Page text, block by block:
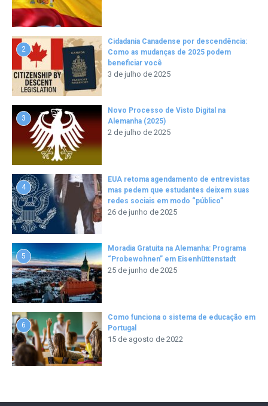
2
Cidadania Canadense por descendência:
Como as mudanças de 2025 podem
beneficiar você
3 de julho de 2025
3
Novo Processo de Visto Digital na
Alemanha (2025)
2 de julho de 2025
4
EUA retoma agendamento de entrevistas
mas pedem que estudantes deixem suas
redes sociais em modo “público”
26 de junho de 2025
5
Moradia Gratuita na Alemanha: Programa
“Probewohnen” em Eisenhüttenstadt
25 de junho de 2025
6
Como funciona o sistema de educação em
Portugal
15 de agosto de 2022